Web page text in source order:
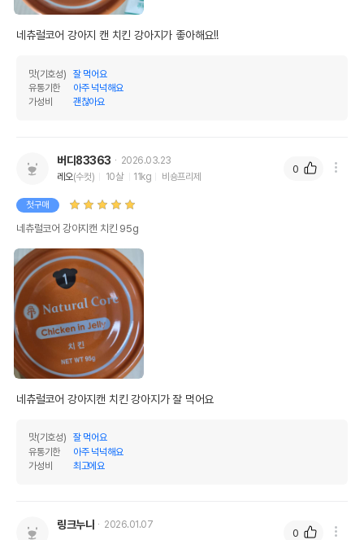
네츄럴코어 강아지 캔 치킨 강아지가 좋아해요!!
맛(기호성)
잘 먹어요
유통기한
아주 넉넉해요
가성비
괜찮아요
버디83363
2026.03.23
레오(수컷) 10살 11kg 비숑프리제
첫구매
네츄럴코어 강아지캔 치킨 95g
네츄럴코어 강아지캔 치킨 강아지가 잘 먹어요
맛(기호성)
잘 먹어요
유통기한
아주 넉넉해요
가성비
최고에요
0
링크누나 2026.01.07
0